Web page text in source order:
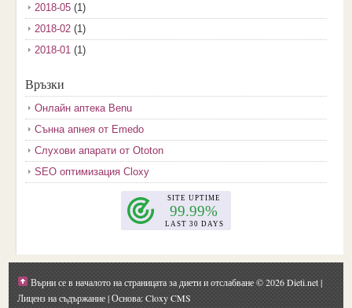
2018-05(1)
2018-02(1)
2018-01(1)
2017-11
2017-10(3)
2017-08(3)
2017-07(1)
2017-06(2)
2017-02(2)
2017-01(1)
2016-09(1)
Връзки
Онлайн аптека Benu
Сънна апнея от Emedo
Слухови апарати от Ototon
SEO оптимизация Cloxy
Върни се в началото на страницата за диети и отслабване© 2026 Dieti.net |
Лиценз на съдържание| Основа: Cloxy CMS